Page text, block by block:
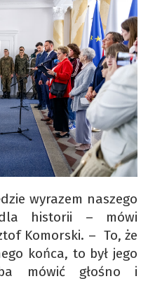
wyrazem naszego
dla historii – mówi
Komorski. – To, że
końca, to był jego
mówić głośno i